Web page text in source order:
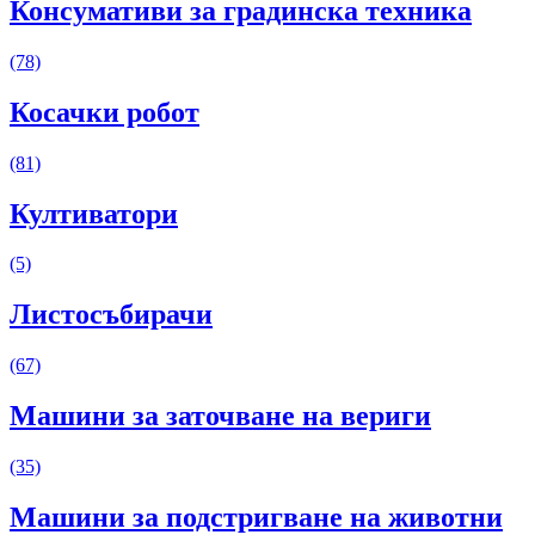
Консумативи за градинска техника
(78)
Косачки робот
(81)
Култиватори
(5)
Листосъбирачи
(67)
Машини за заточване на вериги
(35)
Машини за подстригване на животни